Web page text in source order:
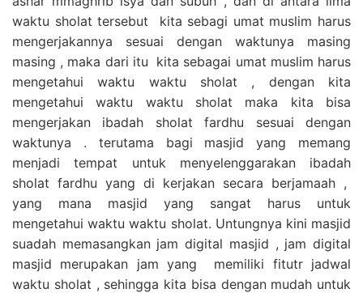
waktu sholat tersebut kita sebagi umat muslim harus
mengerjakannya sesuai dengan waktunya masing
masing , maka dari itu kita sebagai umat muslim harus
mengetahui waktu waktu sholat , dengan kita
mengetahui waktu waktu sholat maka kita bisa
mengerjakan ibadah sholat fardhu sesuai dengan
waktunya . terutama bagi masjid yang memang
menjadi tempat untuk menyelenggarakan ibadah
sholat fardhu yang di kerjakan secara berjamaah ,
yang mana masjid yang sangat harus untuk
mengetahui waktu waktu sholat. Untungnya kini masjid
suadah memasangkan jam digital masjid , jam digital
masjid merupakan jam yang memiliki fitutr jadwal
waktu sholat , sehingga kita bisa dengan mudah untuk